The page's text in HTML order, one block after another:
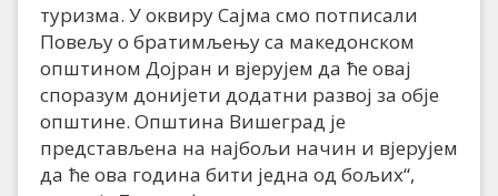
туризма. У оквиру Сајма смо потписали
Повељу о братимљењу са македонском
општином Дојран и вјерујем да ће овај
споразум донијети додатни развој за обје
општине. Општина Вишеград је
представљена на најбољи начин и вјерујем
да ће ова година бити једна од бољих“,